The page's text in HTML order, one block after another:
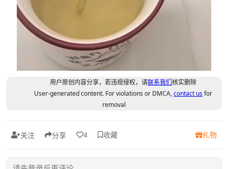
用户原创内容分享，若违规侵权，请联系我们核实删除
User-generated content. For violations or DMCA,contact usfor
removal
关注 分享 4 收藏 礼物